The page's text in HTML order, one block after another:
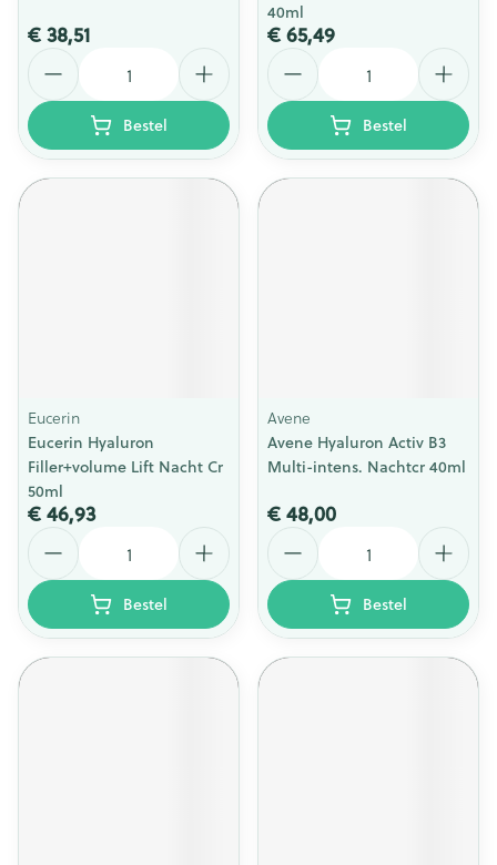
€ 38,51
Bestel
40ml
€ 65,49
Aantal
Bestel
Eucerin
Eucerin Hyaluron
Filler+volume Lift Nacht Cr
50ml
€ 46,93
Bestel
Avene
Avene Hyaluron Activ B3
Multi-intens. Nachtcr 40ml
€ 48,00
Bestel